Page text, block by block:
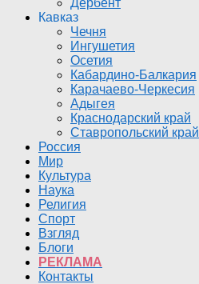
Дербент
Кавказ
Чечня
Ингушетия
Осетия
Кабардино-Балкария
Карачаево-Черкесия
Адыгея
Краснодарский край
Ставропольский край
Россия
Мир
Культура
Наука
Религия
Спорт
Взгляд
Блоги
РЕКЛАМА
Контакты